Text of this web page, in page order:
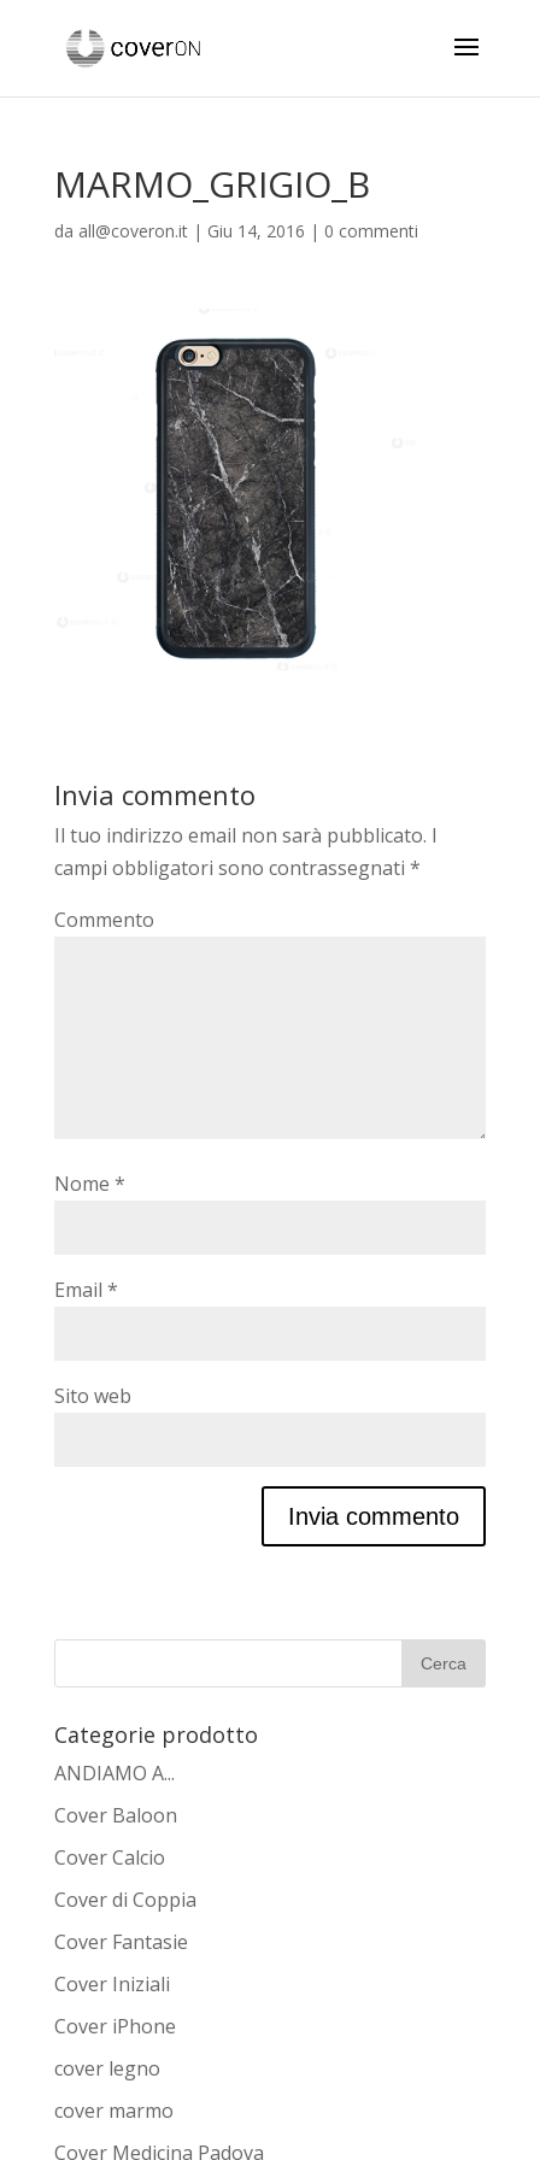
MARMO_GRIGIO_B
da all@coveron.it| Giu 14, 2016 | 0 commenti
Invia commento
Il tuo indirizzo email non sarà pubblicato. I
campi obbligatori sono contrassegnati *
Commento
Nome *
Email *
Sito web
Categorie prodotto
ANDIAMO A...
Cover Baloon
Cover Calcio
Cover di Coppia
Cover Fantasie
Cover Iniziali
Cover iPhone
cover legno
cover marmo
Cover Medicina Padova